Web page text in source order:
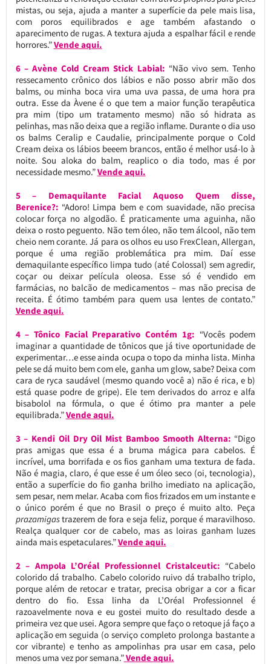
mistas, ou seja, ajuda a manter a superfície da pele mais lisa,
com poros equilibrados e age também afastando o
aparecimento de rugas. A textura ajuda a espalhar fácil e rende
horrores.”Vende aqui.
6 – Avène Cold Cream Stick Labial: “Não vivo sem. Tenho
ressecamento crônico dos lábios e não posso abrir mão dos
balms, ou minha boca vira uma uva passa, de uma hora pra
outra. Esse da Àvene é o que tem a maior função terapêutica
pra mim (tipo um tratamento mesmo) não só hidrata as
pelinhas, mas não deixa que a região inflame. Durante o dia uso
os balms Ceralip e Caudalie, principalmente porque o Cold
Cream deixa os lábios beeem brancos, então é melhor usá-lo à
noite. Sou aloka do balm, reaplico o dia todo, mas é por
necessidade mesmo.”Vende aqui.
5 – Demaquilante Facial Aquoso Quem disse,
Berenice?: “Adoro! Limpa bem e com suavidade, não precisa
colocar força no algodão. É praticamente uma aguinha, não
deixa o rosto peguento. Não tem óleo, não tem álcool, não tem
cheio nem corante. Já para os olhos eu uso FrexClean, Allergan,
porque é uma região problemática pra mim. Daí esse
demaquilante específico limpa tudo (até Colossal) sem agredir,
coçar ou deixar película oleosa. Esse só é vendido em
farmácias, no balcão de medicamentos – mas não precisa de
receita. É ótimo também para quem usa lentes de contato.”
Vende aqui.
4 – Tônico Facial Preparativo Contém 1g: “Vocês podem
imaginar a quantidade de tônicos que já tive oportunidade de
experimentar…e esse ainda ocupa o topo da minha lista. Minha
pele se dá muito bem com ele, ganha um glow, sabe? Deixa com
cara de ryca saudável (mesmo quando você a) não é rica, e b)
está quase podre de gripe). Ele tem derivados do arroz e alfa
bisabolol na fórmula, o que é ótimo pra manter a pele
equilibrada.”Vende aqui.
3 – Kendi Oil Dry Oil Mist Bamboo Smooth Alterna: “Digo
pras amigas que essa é a bruma mágica para cabelos. É
incrível, uma borrifada e os fios ganham uma textura de fada.
Não é magia, claro, é que esse é um óleo seco (oi, tecnologia),
então a superfície do fio ganha brilho imediato na aplicação,
sem pesar, nem melar. Acaba com fios frizados em um instante e
o único porém é que no Brasil o preço é muito alto. Peça
prazamigastrazerem de fora e seja feliz, porque é maravilhoso.
Realça qualquer cor de cabelo, mas as loiras ganham luzes
ainda mais espetaculares.”Vende aqui.
2 – Ampola L’Oréal Professionnel Cristalceutic: “Cabelo
colorido dá trabalho. Cabelo colorido ruivo dá trabalho triplo,
porque além de retocar e tratar, precisa obrigar a cor a ficar
dentro do fio. Essa linha da L’Oréal Professionnel é
razoavelmente nova e eu gostei muito do resultado desde a
primeira vez que usei. Agora sempre que faço o retoque já faço a
aplicação em seguida (o serviço completo prolonga bastante a
cor vibrante) e tenho as ampolinhas pra usar em casa, pelo
menos uma vez por semana.”Vende aqui.